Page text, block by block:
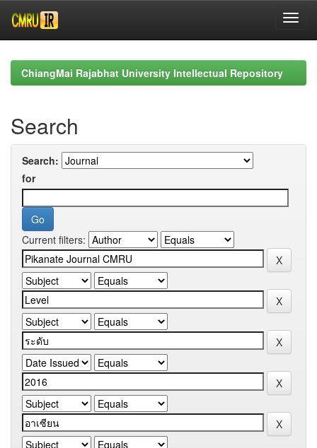
navigationChiangMai Rajabhat University Intellectual Repository
Search
Search:
for
Current filters: